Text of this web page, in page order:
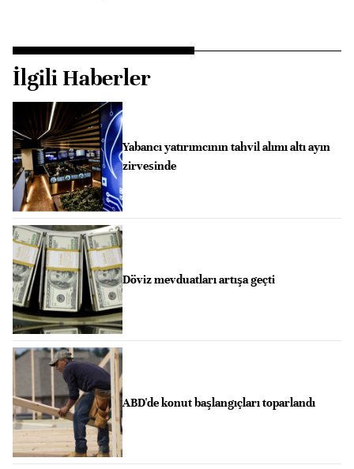
İlgili Haberler
Yabancı yatırımcının tahvil alımı altı ayın
zirvesinde
Döviz mevduatları artışa geçti
ABD'de konut başlangıçları toparlandı